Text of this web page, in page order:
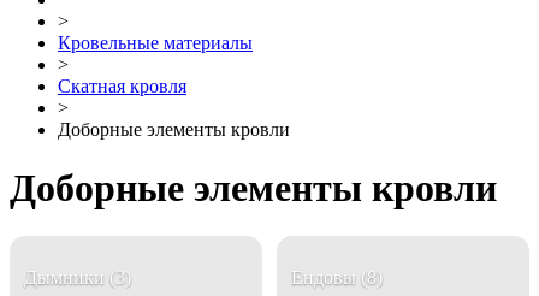
>
Кровельные материалы
>
Скатная кровля
>
Доборные элементы кровли
Доборные элементы кровли
Дымники (3) Ендовы (8)